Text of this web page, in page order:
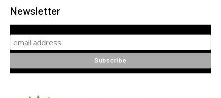
Newsletter